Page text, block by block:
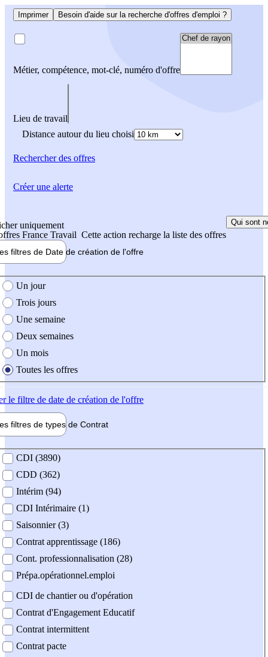
Imprimer Besoin d'aide sur la recherche d'offres d'emploi ?
Métier, compétence, mot-clé, numéro d'offre
Lieu de travail
Distance autour du lieu choisi
Rechercherdes offres
uniquement
France Travail Cette action recharge la liste des offres
Qui sont
filtres de Date de création de l'offre
création de l'offre
Un jour
Trois jours
Une semaine
Deux semaines
Un mois
Toutes les offres
le filtre de date de création de l'offre
filtres de types de Contrat
contrat
CDI (3890)
CDD (362)
Intérim (94)
CDI Intérimaire (1)
Saisonnier (3)
Contrat apprentissage (186)
Cont. professionnalisation (28)
Prépa.opérationnel.emploi
CDI de chantier ou d'opération
Contrat d'Engagement Educatif
Contrat intermittent
Contrat pacte
Créer une alerte